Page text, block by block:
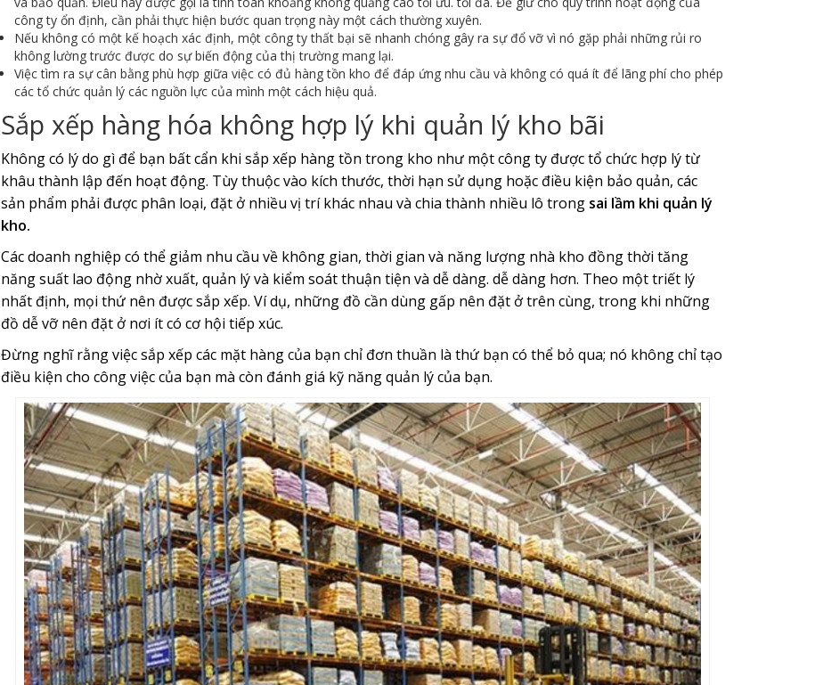
công ty ổn định, cần phải thực hiện bước quan trọng này một cách thường xuyên.
Nếu không có một kế hoạch xác định, một công ty thất bại sẽ nhanh chóng gây ra sự đổ vỡ vì nó gặp phải những rủi ro
không lường trước được do sự biến động của thị trường mang lại.
Việc tìm ra sự cân bằng phù hợp giữa việc có đủ hàng tồn kho để đáp ứng nhu cầu và không có quá ít để lãng phí cho phép
các tổ chức quản lý các nguồn lực của mình một cách hiệu quả.
Sắp xếp hàng hóa không hợp lý khi quản lý kho bãi
Không có lý do gì để bạn bất cẩn khi sắp xếp hàng tồn trong kho như một công ty được tổ chức hợp lý từ
khâu thành lập đến hoạt động. Tùy thuộc vào kích thước, thời hạn sử dụng hoặc điều kiện bảo quản, các
sản phẩm phải được phân loại, đặt ở nhiều vị trí khác nhau và chia thành nhiều lô trong sai lầm khi quản lý
kho.
Các doanh nghiệp có thể giảm nhu cầu về không gian, thời gian và năng lượng nhà kho đồng thời tăng
năng suất lao động nhờ xuất, quản lý và kiểm soát thuận tiện và dễ dàng. dễ dàng hơn. Theo một triết lý
nhất định, mọi thứ nên được sắp xếp. Ví dụ, những đồ cần dùng gấp nên đặt ở trên cùng, trong khi những
đồ dễ vỡ nên đặt ở nơi ít có cơ hội tiếp xúc.
Đừng nghĩ rằng việc sắp xếp các mặt hàng của bạn chỉ đơn thuần là thứ bạn có thể bỏ qua; nó không chỉ tạo
điều kiện cho công việc của bạn mà còn đánh giá kỹ năng quản lý của bạn.